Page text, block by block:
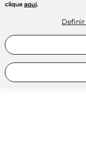
clique aqui.